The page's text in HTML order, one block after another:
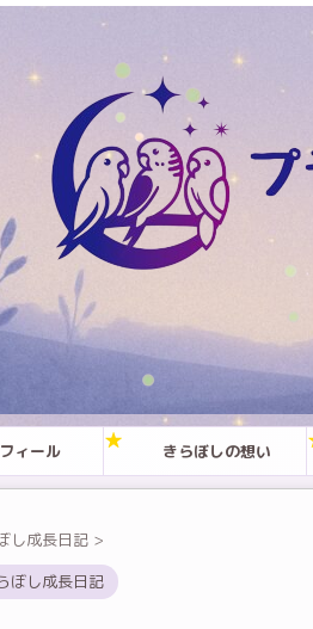
ィール きらぼしの想い
し成長日記 >
ぼし成長日記